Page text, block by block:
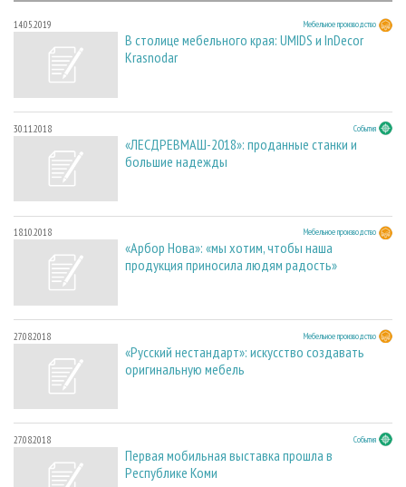
14.05.2019 Мебельное производство
В столице мебельного края: UMIDS и InDecor
Krasnodar
30.11.2018 События
«ЛЕСДРЕВМАШ-2018»: проданные станки и
большие надежды
18.10.2018 Мебельное производство
«Арбор Нова»: «мы хотим, чтобы наша
продукция приносила людям радость»
27.08.2018 Мебельное производство
«Русский нестандарт»: искусство создавать
оригинальную мебель
27.08.2018 События
Первая мобильная выставка прошла в
Республике Коми